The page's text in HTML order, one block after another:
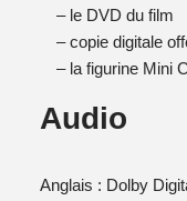
– le DVD du film
– copie digitale
– la figurine Mini
Audio
Anglais : Dolby